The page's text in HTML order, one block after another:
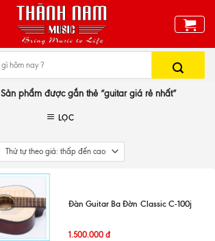
Sản phẩm được gắn thẻ “guitar giá rẻ nhất”
LỌC
Đàn Guitar Ba Đờn Classic C-100j
1.500.000 đ